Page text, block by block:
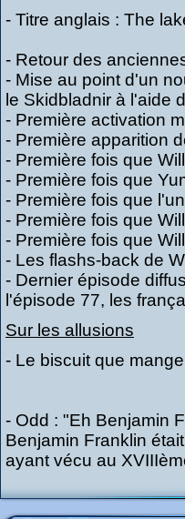
- Titre anglais : The
- Retour des
- Mise au point d'un
le Skidbladnir à l'aide
- Première activation
- Première apparition
- Première fois que
- Première fois que
- Première fois que
- Première fois que
- Première fois que
- Les flashs-back de
- Dernier épisode
l'épisode 77, les
Sur les allusions
- Le biscuit que
- Odd : "Eh Benjamin
Benjamin Franklin
ayant vécu au